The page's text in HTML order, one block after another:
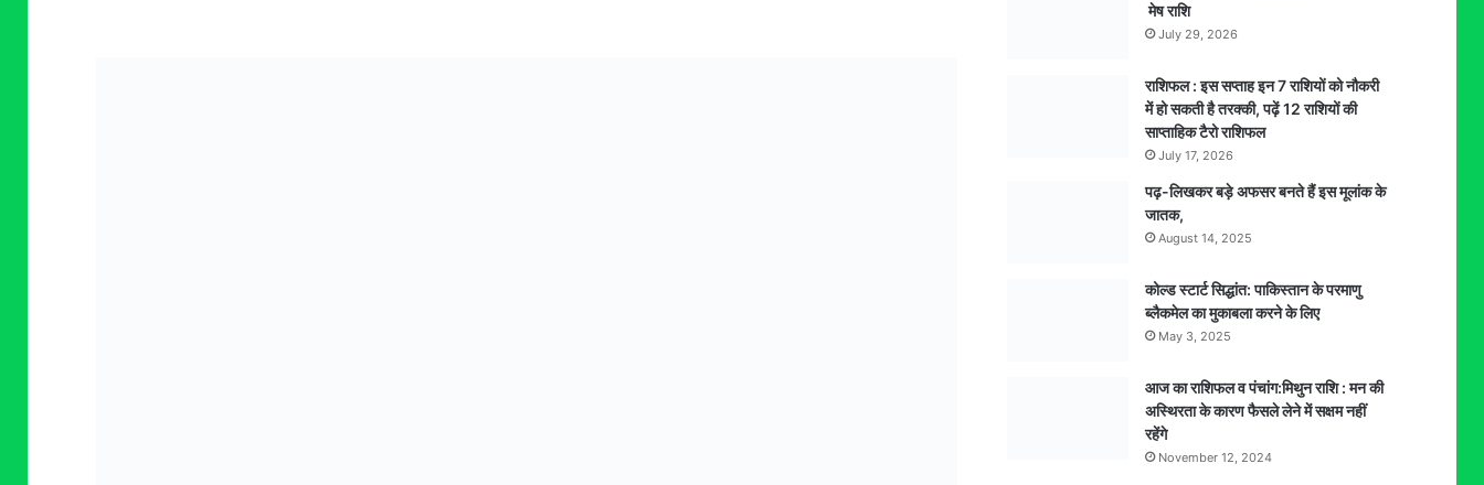
मेष राशि
July 29, 2026
राशिफल : इस सप्ताह इन 7 राशियों को नौकरी
में हो सकती है तरक्की, पढ़ें 12 राशियों की
साप्ताहिक टैरो राशिफल
July 17, 2026
पढ़-लिखकर बड़े अफसर बनते हैं इस मूलांक के
जातक,
August 14, 2025
कोल्ड स्टार्ट सिद्धांत: पाकिस्तान के परमाणु
ब्लैकमेल का मुकाबला करने के लिए
May 3, 2025
आज का राशिफल व पंचांग:मिथुन राशि : मन की
अस्थिरता के कारण फैसले लेने में सक्षम नहीं
रहेंगे
November 12, 2024